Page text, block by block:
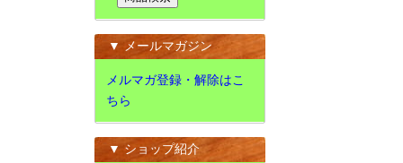
▼ メールマガジン
メルマガ登録・解除はこ
ちら
▼ ショップ紹介